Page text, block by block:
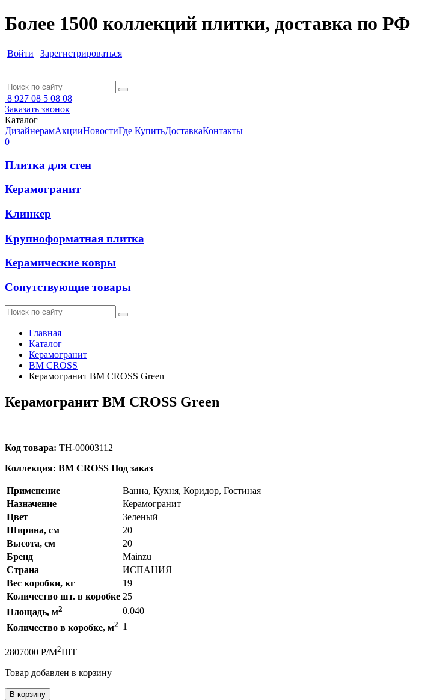
Более 1500 коллекций плитки, доставка по РФ
Войти | Зарегистрироваться
8 927 08 5 08 08
Заказать звонок
Каталог
ДизайнерамАкцииНовостиГде КупитьДоставкаКонтакты
0
Плитка для стен
Керамогранит
Клинкер
Крупноформатная плитка
Керамические ковры
Сопутствующие товары
Главная
Каталог
Керамогранит
BM CROSS
Керамогранит BM CROSS Green
Керамогранит BM CROSS Green
Код товара: ТН-00003112
Коллекция: BM CROSS Под заказ
Применение
Ванна, Кухня, Коридор, Гостиная
Назначение
Керамогранит
Цвет
Зеленый
Ширина, см
20
Высота, см
20
Бренд
Mainzu
Страна
ИСПАНИЯ
Вес коробки, кг
19
Количество шт. в коробке 25
Площадь, м2
0.040
Количество в коробке, м2 1
2807000 Р/М2ШТ
Товар добавлен в корзину
В корзину